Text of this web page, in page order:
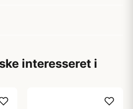
interesseret i